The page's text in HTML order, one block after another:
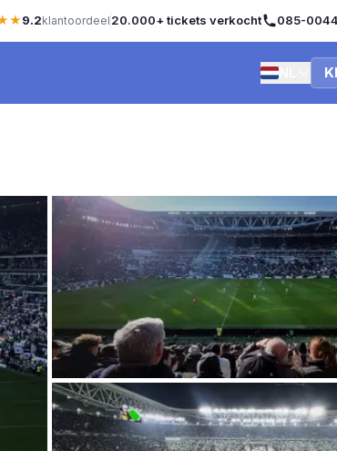
9.2klantoordeel 20.000+ tickets verkocht 085-